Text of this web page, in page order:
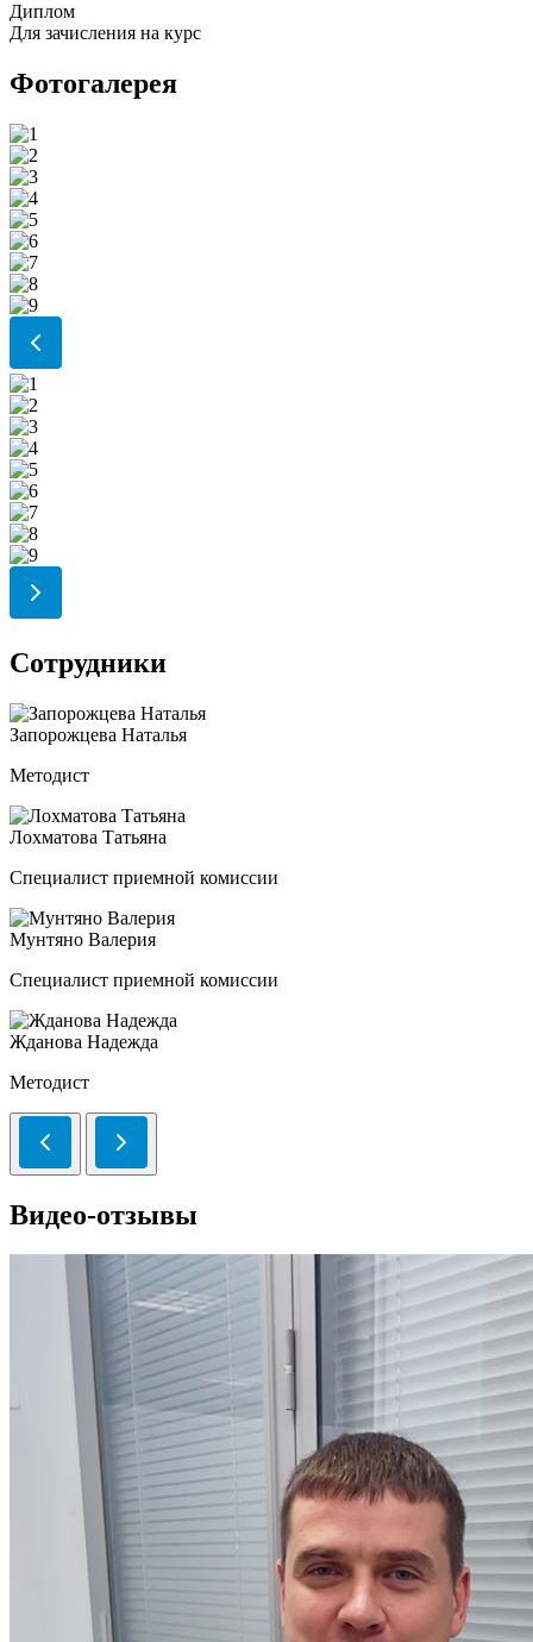
Диплом
Для зачисления на курс
Фотогалерея
Сотрудники
Запорожцева Наталья
Методист
Лохматова Татьяна
Специалист приемной комиссии
Мунтяно Валерия
Специалист приемной комиссии
Жданова Надежда
Методист
Видео-отзывы